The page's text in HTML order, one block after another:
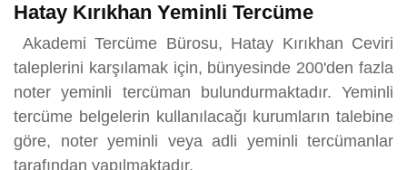
Hatay Kırıkhan Yeminli Tercüme
Akademi Tercüme Bürosu, Hatay Kırıkhan Ceviri
taleplerini karşılamak için, bünyesinde 200'den fazla
noter yeminli tercüman bulundurmaktadır. Yeminli
tercüme belgelerin kullanılacağı kurumların talebine
göre, noter yeminli veya adli yeminli tercümanlar
tarafından yapılmaktadır.